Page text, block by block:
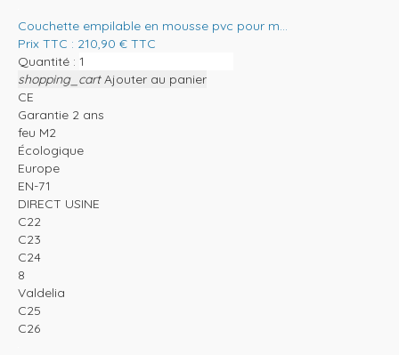
Couchette empilable en mousse pvc pour m...
Prix TTC : 210,90 € TTC
Quantité :
shopping_cart Ajouter au panier
CE
Garantie 2 ans
feu M2
Écologique
Europe
EN-71
DIRECT USINE
C22
C23
C24
8
Valdelia
C25
C26